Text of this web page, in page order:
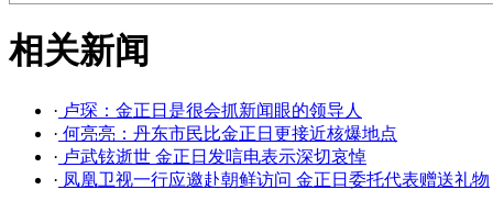
相关新闻
· 卢琛：金正日是很会抓新闻眼的领导人
· 何亮亮：丹东市民比金正日更接近核爆地点
· 卢武铉逝世 金正日发唁电表示深切哀悼
· 凤凰卫视一行应邀赴朝鲜访问 金正日委托代表赠送礼物